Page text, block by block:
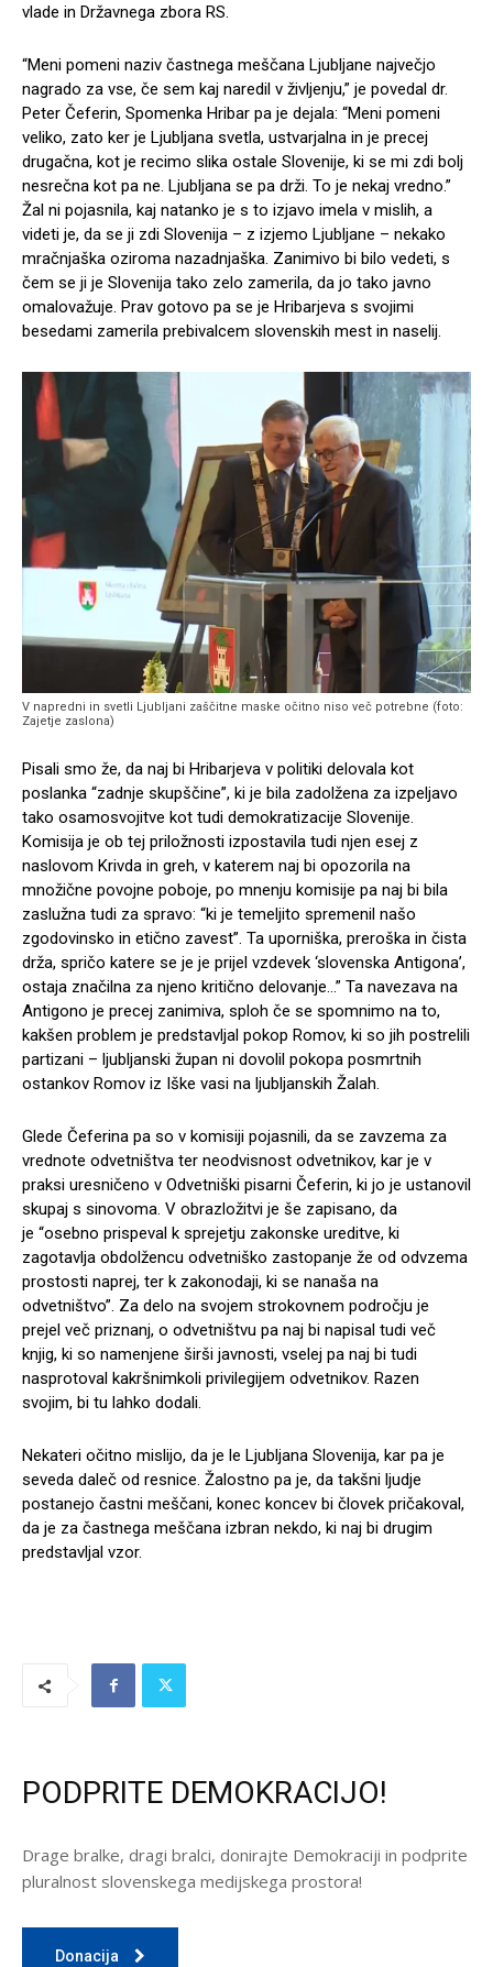
vlade in Državnega zbora RS.
“Meni pomeni naziv častnega meščana Ljubljane največjo
nagrado za vse, če sem kaj naredil v življenju,” je povedal dr.
Peter Čeferin, Spomenka Hribar pa je dejala: “Meni pomeni
veliko, zato ker je Ljubljana svetla, ustvarjalna in je precej
drugačna, kot je recimo slika ostale Slovenije, ki se mi zdi bolj
nesrečna kot pa ne. Ljubljana se pa drži. To je nekaj vredno.”
Žal ni pojasnila, kaj natanko je s to izjavo imela v mislih, a
videti je, da se ji zdi Slovenija – z izjemo Ljubljane – nekako
mračnjaška oziroma nazadnjaška. Zanimivo bi bilo vedeti, s
čem se ji je Slovenija tako zelo zamerila, da jo tako javno
omalovažuje. Prav gotovo pa se je Hribarjeva s svojimi
besedami zamerila prebivalcem slovenskih mest in naselij.
V napredni in svetli Ljubljani zaščitne maske očitno niso več potrebne (foto:
Zajetje zaslona)
Pisali smo že, da naj bi Hribarjeva v politiki delovala kot
poslanka “zadnje skupščine”, ki je bila zadolžena za izpeljavo
tako osamosvojitve kot tudi demokratizacije Slovenije.
Komisija je ob tej priložnosti izpostavila tudi njen esej z
naslovom Krivda in greh, v katerem naj bi opozorila na
množične povojne poboje, po mnenju komisije pa naj bi bila
zaslužna tudi za spravo: “ki je temeljito spremenil našo
zgodovinsko in etično zavest”. Ta uporniška, preroška in čista
drža, spričo katere se je je prijel vzdevek ‘slovenska Antigona’,
ostaja značilna za njeno kritično delovanje…” Ta navezava na
Antigono je precej zanimiva, sploh če se spomnimo na to,
kakšen problem je predstavljal pokop Romov, ki so jih postrelili
partizani – ljubljanski župan ni dovolil pokopa posmrtnih
ostankov Romov iz Iške vasi na ljubljanskih Žalah.
Glede Čeferina pa so v komisiji pojasnili, da se zavzema za
vrednote odvetništva ter neodvisnost odvetnikov, kar je v
praksi uresničeno v Odvetniški pisarni Čeferin, ki jo je ustanovil
skupaj s sinovoma. V obrazložitvi je še zapisano, da
je “osebno prispeval k sprejetju zakonske ureditve, ki
zagotavlja obdolžencu odvetniško zastopanje že od odvzema
prostosti naprej, ter k zakonodaji, ki se nanaša na
odvetništvo”. Za delo na svojem strokovnem področju je
prejel več priznanj, o odvetništvu pa naj bi napisal tudi več
knjig, ki so namenjene širši javnosti, vselej pa naj bi tudi
nasprotoval kakršnimkoli privilegijem odvetnikov. Razen
svojim, bi tu lahko dodali.
Nekateri očitno mislijo, da je le Ljubljana Slovenija, kar pa je
seveda daleč od resnice. Žalostno pa je, da takšni ljudje
postanejo častni meščani, konec koncev bi človek pričakoval,
da je za častnega meščana izbran nekdo, ki naj bi drugim
predstavljal vzor.
PODPRITE DEMOKRACIJO!
Drage bralke, dragi bralci, donirajte Demokraciji in podprite
pluralnost slovenskega medijskega prostora!
Donacija